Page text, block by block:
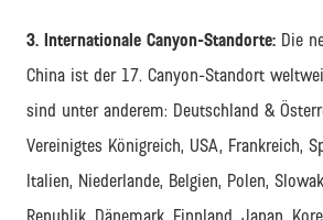
3. Internationale Canyon-Standorte: Die
China ist der 17. Canyon-Standort
sind unter anderem: Deutschland &
Vereinigtes Königreich, USA, Frankreich,
Italien, Niederlande, Belgien, Polen,
Republik, Dänemark, Finnland, Japan,